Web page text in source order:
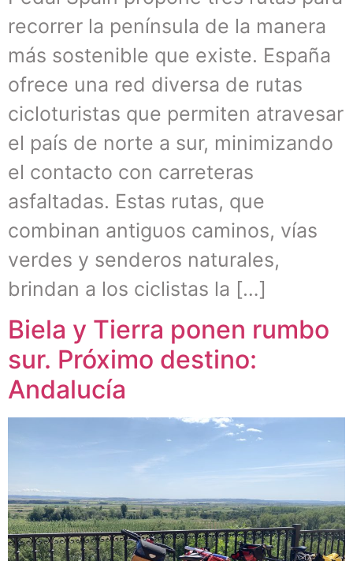
recorrer la península de la manera
más sostenible que existe. España
ofrece una red diversa de rutas
cicloturistas que permiten atravesar
el país de norte a sur, minimizando
el contacto con carreteras
asfaltadas. Estas rutas, que
combinan antiguos caminos, vías
verdes y senderos naturales,
brindan a los ciclistas la […]
Biela y Tierra ponen rumbo
sur. Próximo destino:
Andalucía